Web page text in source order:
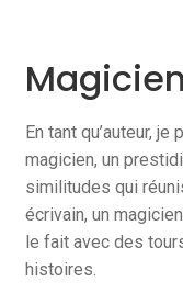
En tant qu’auteur,
magicien, un
similitudes qui
écrivain, un
le fait avec des
histoires.